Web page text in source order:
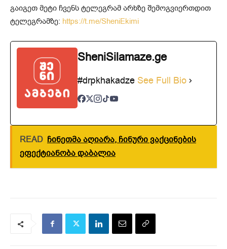
გაიგეთ მეტი ჩვენს ტელეგრამ არხზე შემოგვიერთდით
ტელეგრამზე: https://t.me/SheniEkimi
SheniSilamaze.ge
#drpkhakadze See Full Bio
READ ჩინეთმა აღიარა, ჩინური ვაქცინების
ეფექტიანობა დაბალია